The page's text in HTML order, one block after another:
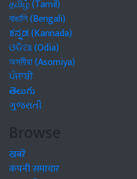
தமிழ் (Tamil)
বাঙালি (Bengali)
ಕನ್ನಡ (Kannada)
ଓଡିଆ (Odia)
অসমীয়া (Asomiya)
ਪੰਜਾਬੀ
తెలుగు
ગુજરાતી
Browse
खबरें
कंपनी समाचार